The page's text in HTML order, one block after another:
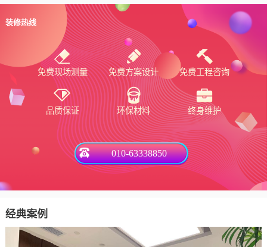
装修热线
免费现场测量 免费方案设计 免费工程咨询
品质保证 环保材料 终身维护
010-63338850